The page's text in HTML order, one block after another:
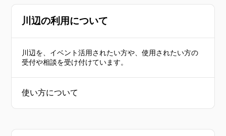
川辺の利用について
川辺を、イベント活用されたい方や、使用されたい方の
受付や相談を受け付けています。
使い方について